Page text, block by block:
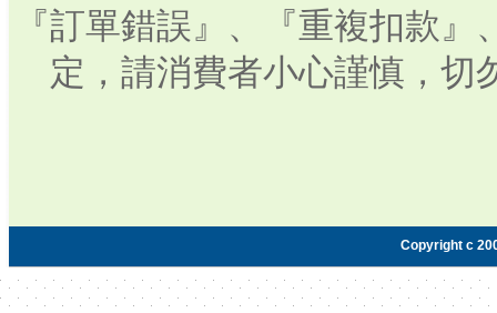
『訂單錯誤』、『重複扣款
定，請消費者小心謹慎，切
Copyright c